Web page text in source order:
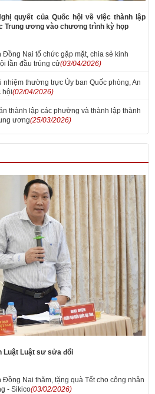
quyết của Quốc hội về việc thành lập
Trung ương vào chương trình kỳ họp
Nai tổ chức gặp mặt, chia sẻ kinh
lần đầu trúng cử(03/04/2026)
nhiệm thường trực Ủy ban Quốc phòng, An
hội(02/04/2026)
thành lập các phường và thành lập thành
ương(25/03/2026)
Luật Luật sư sửa đổi
Nai thăm, tặng quà Tết cho công nhân
- Sikico(03/02/2026)